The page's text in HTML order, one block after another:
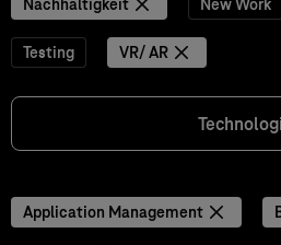
Nachhaltigkeit New Work
Testing VR/ AR
Application Management